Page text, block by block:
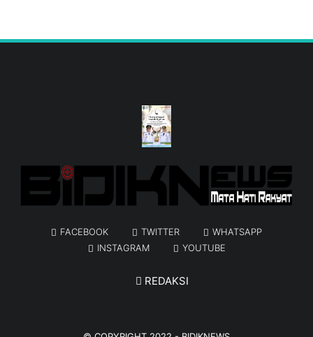
FACEBOOK TWITTER
WHATSAPP
INSTAGRAM
YOUTUBE
REDAKSI